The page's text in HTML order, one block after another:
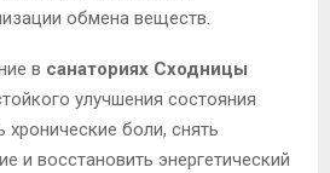
обмена веществ.
в санаториях Сходницы
улучшения состояния
боли, снять
и восстановить энергетический